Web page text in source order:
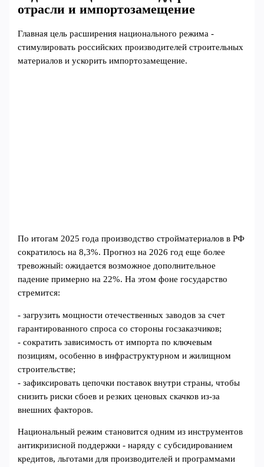
отрасли и импортозамещение
Главная цель расширения национального режима -
стимулировать российских производителей строительных
материалов и ускорить импортозамещение.
По итогам 2025 года производство стройматериалов в РФ
сократилось на 8,3%. Прогноз на 2026 год еще более
тревожный: ожидается возможное дополнительное
падение примерно на 22%. На этом фоне государство
стремится:
- загрузить мощности отечественных заводов за счет
гарантированного спроса со стороны госзаказчиков;
- сократить зависимость от импорта по ключевым
позициям, особенно в инфраструктурном и жилищном
строительстве;
- зафиксировать цепочки поставок внутри страны, чтобы
снизить риски сбоев и резких ценовых скачков из‑за
внешних факторов.
Национальный режим становится одним из инструментов
антикризисной поддержки - наряду с субсидированием
кредитов, льготами для производителей и программами